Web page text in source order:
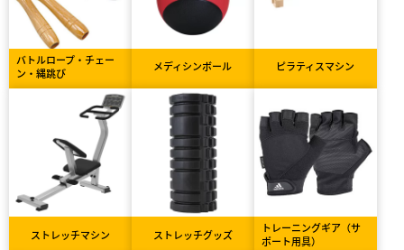
バトルロープ・チェー
ン・縄跳び
メディシンボール ピラティスマシン
ストレッチマシン ストレッチグッズ
トレーニングギア（サ
ポート用具）